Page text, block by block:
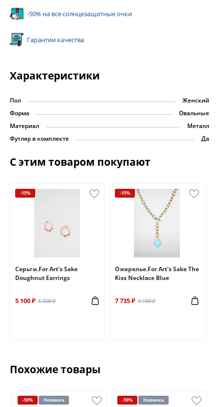
-50% на все солнцезащитные очки
Гарантии качества
Характеристики
Пол
Женский
Форма
Овальные
Материал
Металл
Футляр в комплекте
Да
С этим товаром покупают
-15%
Серьги.For Art's Sake
Doughnut Earrings
5 100 ₽ 6 000 ₽
-15%
Ожерелье.For Art's Sake The
Kiss Necklace Blue
7 735 ₽ 9 100 ₽
Похожие товары
-50% Новинка -50% Новинка